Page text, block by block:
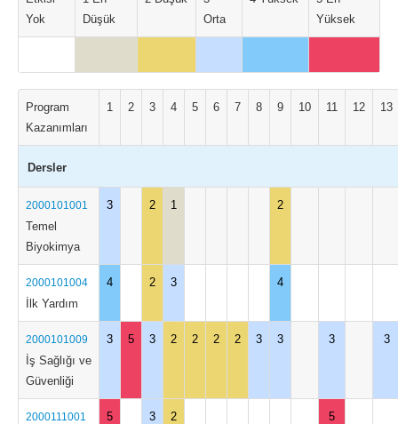
Yok
Düşük
Orta
Yüksek
Program
Kazanımları
1 2 3 4 5 6 7 8 9 10 11 12 13
Dersler
2000101001
Temel
Biyokimya
3 2 1 2
2000101004
İlk Yardım
4 2 3 4
2000101009
İş Sağlığı ve
Güvenliği
3 5 3 2 2 2 2 3 3 3 3
2000111001 5 3 2 5